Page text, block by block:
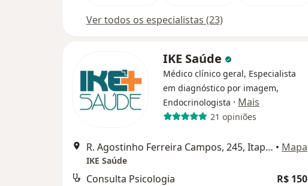
Ver todos os especialistas (23)
IKE Saúde
Médico clínico geral, Especialista
em diagnóstico por imagem,
Endocrinologista · Mais
21 opiniões
R. Agostinho Ferreira Campos, 245, Itapevi • Mapa
IKE Saúde
Consulta Psicologia
R$ 150